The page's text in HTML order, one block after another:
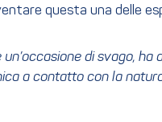
questa una
di svago,
a contatto con la